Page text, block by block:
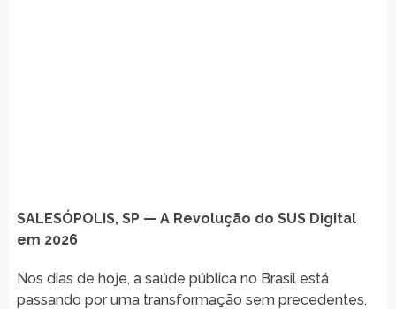
SALESÓPOLIS, SP — A Revolução do SUS Digital
em 2026
Nos dias de hoje, a saúde pública no Brasil está
passando por uma transformação sem precedentes,